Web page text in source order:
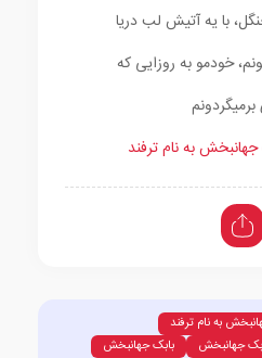
با یه آتیش لب دریا
خودمو به روزایی که
به نام ترفند
به نام ترفند
جهانبخش
بابک جهانبخش